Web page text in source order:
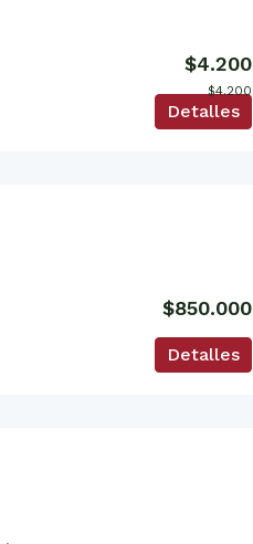
$4.200
$4.200
Detalles
$850.000
Detalles